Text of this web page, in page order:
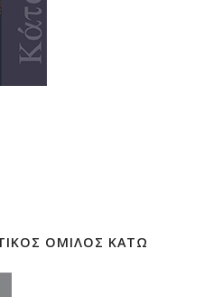
ΟΜΙΛΟΣ ΚΑΤΩ